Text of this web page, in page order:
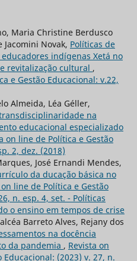
Maria Christine Berdusco
Jacomini Novak, Políticas de
indígenas Xetá no
revitalização cultural ,
e Gestão Educacional: v.22,
Almeida, Léa Géller,
na
educacional especializado
on line de Política e Gestão
2, dez. (2018)
José Ernandi Mendes,
da ducação básica no
line de Política e Gestão
n. esp. 4, set. - Políticas
o ensino em tempos de crise
Barreto Alves, Rejany dos
na docência
da pandemia , Revista on
(2023) v. 27, n.